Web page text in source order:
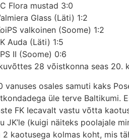
Flora mustad 3:0
Glass (Läti) 1:2
valkoinen (Soome) 1:2
Auda (Läti) 1:5
II (Soome) 0:6
28 võistkonna seas 20.
vanuses osales samuti kaks
üle terve Baltikumi.
FK Iecavalt vastu võtta
JK’le (kuigi näiteks poolajale
2 kaotusega kolmas koht, mis